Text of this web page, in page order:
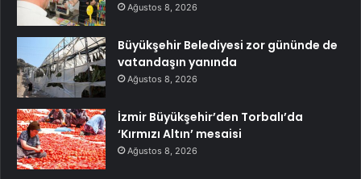
Ağustos 8, 2026
Büyükşehir Belediyesi zor gününde de
vatandaşın yanında
Ağustos 8, 2026
İzmir Büyükşehir’den Torbalı’da
‘Kırmızı Altın’ mesaisi
Ağustos 8, 2026